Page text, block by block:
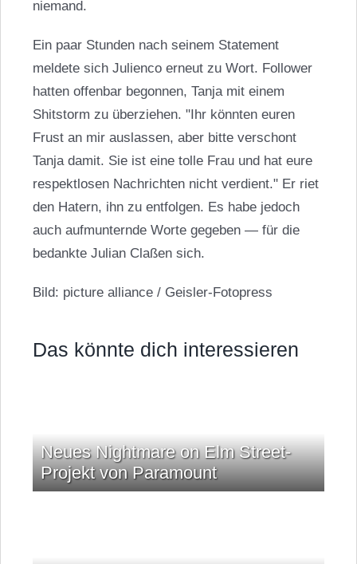
niemand.
Ein paar Stunden nach seinem Statement
meldete sich Julienco erneut zu Wort. Follower
hatten offenbar begonnen, Tanja mit einem
Shitstorm zu überziehen. "Ihr könnten euren
Frust an mir auslassen, aber bitte verschont
Tanja damit. Sie ist eine tolle Frau und hat eure
respektlosen Nachrichten nicht verdient." Er riet
den Hatern, ihn zu entfolgen. Es habe jedoch
auch aufmunternde Worte gegeben — für die
bedankte Julian Claßen sich.
Bild: picture alliance / Geisler-Fotopress
Das könnte dich interessieren
Neues Nightmare on Elm Street-
Projekt von Paramount